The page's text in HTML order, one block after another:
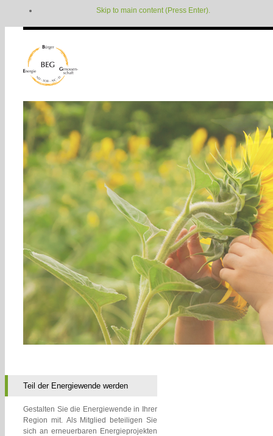
Skip to main content (Press Enter).
Teil der Energiewende werden
Gestalten Sie die Energiewende in Ihrer
Region mit. Als Mitglied beteiligen Sie
sich an erneuerbaren Energieprojekten